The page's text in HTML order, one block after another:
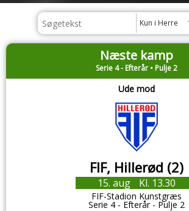
Kun i Herre
Næste kamp
Serie 4 - Efterår • Pulje 2
Ude mod
FIF, Hillerød (2)
15. aug Kl. 13.30
FIF-Stadion Kunstgræs
Serie 4 - Efterår - Pulje 2